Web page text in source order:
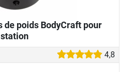
de poids BodyCraft pour
station
4,8